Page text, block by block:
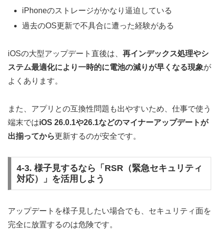
iPhoneのストレージがかなり逼迫している
過去のOS更新で不具合に遭った経験がある
iOSの大型アップデート直後は、 再インデックス処理やシ
ステム最適化により一時的に電池の減りが早くなる現象が
よくあります。
また、アプリとの互換性問題も出やすいため、仕事で使う
端末ではiOS 26.0.1や26.1などのマイナーアップデートが
出揃ってから更新するのが安全です。
4-3. 様子見するなら「RSR（緊急セキュリティ
対応）」を活用しよう
アップデートを様子見したい場合でも、セキュリティ面を
完全に放置するのは危険です。